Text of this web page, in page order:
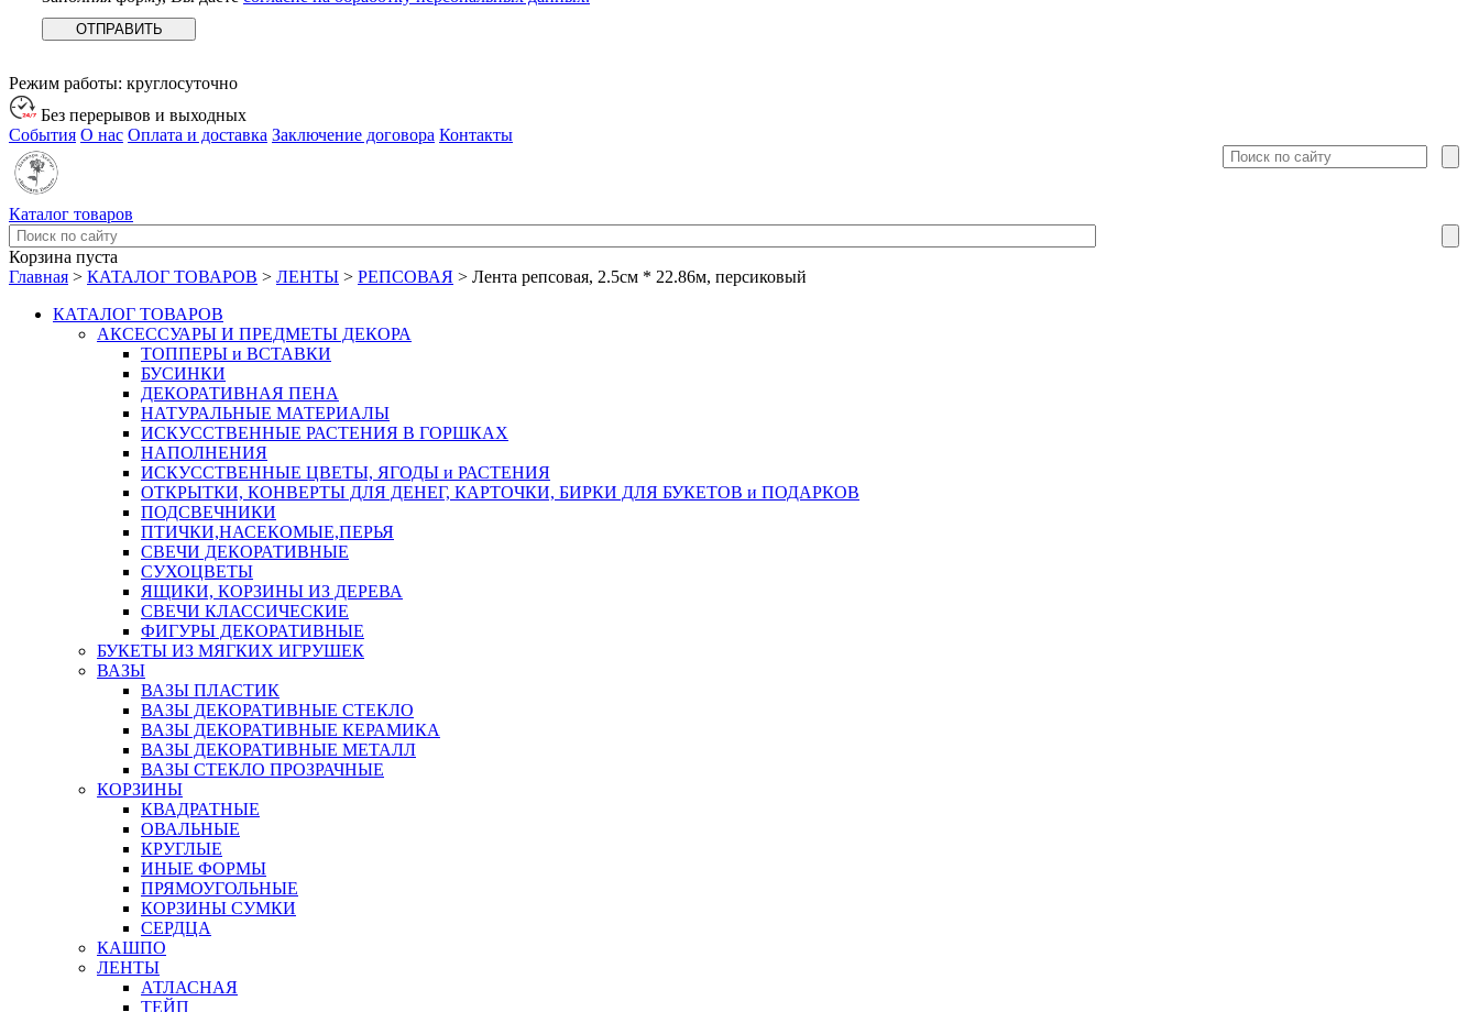
Режим работы: круглосуточно
Без перерывов и выходных
События О нас Оплата и доставка Заключение договора Контакты
Каталог товаров
Корзина пуста
Главная > КАТАЛОГ ТОВАРОВ > ЛЕНТЫ > РЕПСОВАЯ > Лента репсовая, 2.5см * 22.86м, персиковый
КАТАЛОГ ТОВАРОВ
АКСЕССУАРЫ И ПРЕДМЕТЫ ДЕКОРА
ТОППЕРЫ и ВСТАВКИ
БУСИНКИ
ДЕКОРАТИВНАЯ ПЕНА
НАТУРАЛЬНЫЕ МАТЕРИАЛЫ
ИСКУССТВЕННЫЕ РАСТЕНИЯ В ГОРШКАХ
НАПОЛНЕНИЯ
ИСКУССТВЕННЫЕ ЦВЕТЫ, ЯГОДЫ и РАСТЕНИЯ
ОТКРЫТКИ, КОНВЕРТЫ ДЛЯ ДЕНЕГ, КАРТОЧКИ, БИРКИ ДЛЯ БУКЕТОВ и ПОДАРКОВ
ПОДСВЕЧНИКИ
ПТИЧКИ,НАСЕКОМЫЕ,ПЕРЬЯ
СВЕЧИ ДЕКОРАТИВНЫЕ
СУХОЦВЕТЫ
ЯЩИКИ, КОРЗИНЫ ИЗ ДЕРЕВА
СВЕЧИ КЛАССИЧЕСКИЕ
ФИГУРЫ ДЕКОРАТИВНЫЕ
БУКЕТЫ ИЗ МЯГКИХ ИГРУШЕК
ВАЗЫ
ВАЗЫ ПЛАСТИК
ВАЗЫ ДЕКОРАТИВНЫЕ СТЕКЛО
ВАЗЫ ДЕКОРАТИВНЫЕ КЕРАМИКА
ВАЗЫ ДЕКОРАТИВНЫЕ МЕТАЛЛ
ВАЗЫ СТЕКЛО ПРОЗРАЧНЫЕ
КОРЗИНЫ
КВАДРАТНЫЕ
ОВАЛЬНЫЕ
КРУГЛЫЕ
ИНЫЕ ФОРМЫ
ПРЯМОУГОЛЬНЫЕ
КОРЗИНЫ СУМКИ
СЕРДЦА
КАШПО
ЛЕНТЫ
АТЛАСНАЯ
ТЕЙП